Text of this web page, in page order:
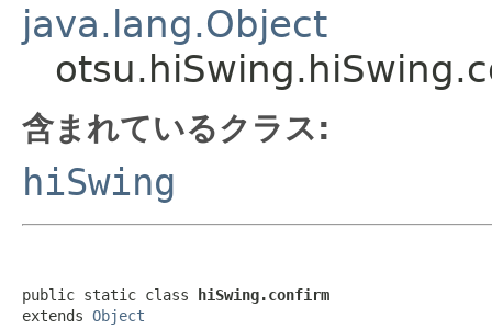
java.lang.Object
含まれているクラス:
hiSwing
public static class hiSwing.confirm
extends Object